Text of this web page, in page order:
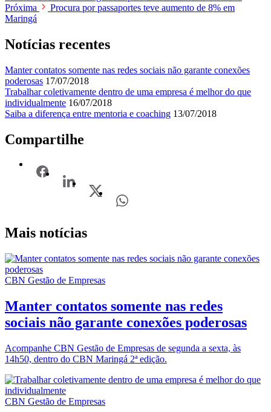
Próxima
Procura por passaportes teve aumento de 8% em
Maringá
Notícias recentes
Manter contatos somente nas redes sociais não garante conexões
poderosas 17/07/2018
Trabalhar coletivamente dentro de uma empresa é melhor do que
individualmente 16/07/2018
Saiba a diferença entre mentoria e coaching 13/07/2018
Compartilhe
Mais notícias
CBN Gestão de Empresas
Manter contatos somente nas redes
sociais não garante conexões poderosas
Acompanhe CBN Gestão de Empresas de segunda a sexta, às
14h50, dentro do CBN Maringá 2ª edição.
CBN Gestão de Empresas